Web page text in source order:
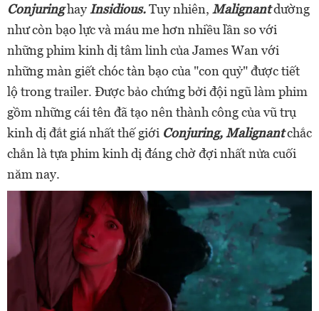
ConjuringhayInsidious.Tuy nhiên, Malignantdường
như còn bạo lực và máu me hơn nhiều lần so với
những phim kinh dị tâm linh của James Wan với
những màn giết chóc tàn bạo của "con quỷ" được tiết
lộ trong trailer. Được bảo chứng bởi đội ngũ làm phim
gồm những cái tên đã tạo nên thành công của vũ trụ
kinh dị đắt giá nhất thế giới Conjuring, Malignantchắc
chắn là tựa phim kinh dị đáng chờ đợi nhất nửa cuối
năm nay.